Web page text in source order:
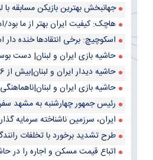
جهانبخش بهترین بازیکن مسابقه با
هاچک: کیفیت ایران بهتر از ما بود/
اسکوچیچ: برخی انتقادها خنده دار
حاشیه بازی ایران و لبنان| دست
حاشیه دیدار ایران و لبنان|بیش از 6 هزار تماشاگر در ورزشگاه امام رضا (ع)/ سردرگمی دروازه‌بان تیم ملی
حاشیه بازی ایران و
رئیس جمهور چهارشنبه به مشهد سفر می
ایران، سرزمین ناشناخته سرمایه گذاری و تولید/ ۷۰۰ بسته سرمایه گذاری
طرح تشدید برخورد با تخلفات
اتباع قیمت مسکن و اجاره را در